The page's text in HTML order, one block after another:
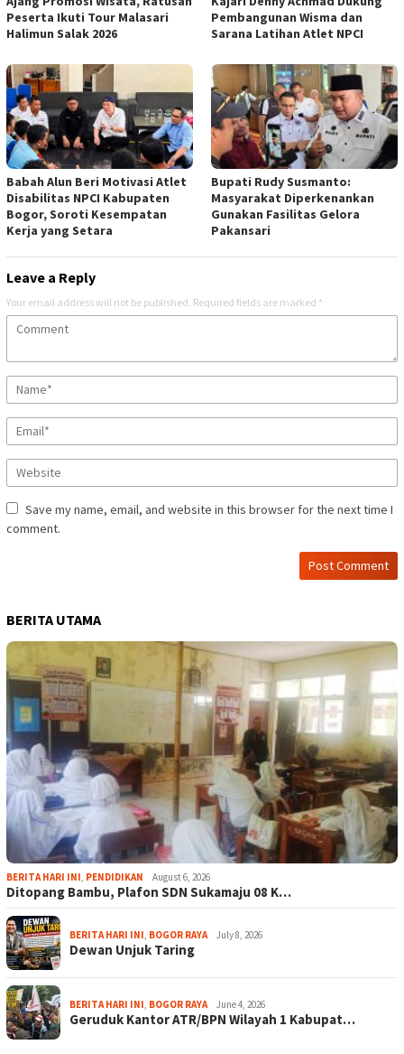
Peserta Ikuti Tour Malasari
Halimun Salak 2026
Pembangunan Wisma dan
Sarana Latihan Atlet NPCI
Babah Alun Beri Motivasi Atlet
Disabilitas NPCI Kabupaten
Bogor, Soroti Kesempatan
Kerja yang Setara
Bupati Rudy Susmanto:
Masyarakat Diperkenankan
Gunakan Fasilitas Gelora
Pakansari
Leave a Reply
Your email address will not be published. Required fields are marked *
Save my name, email, and website in this browser for the next time I
comment.
BERITA UTAMA
BERITA HARI INI, PENDIDIKAN August 6, 2026
Ditopang Bambu, Plafon SDN Sukamaju 08 K…
BERITA HARI INI, BOGOR RAYA July 8, 2026
Dewan Unjuk Taring
BERITA HARI INI, BOGOR RAYA June 4, 2026
Geruduk Kantor ATR/BPN Wilayah 1 Kabupat…